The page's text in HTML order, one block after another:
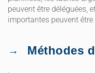
peuvent être déléguées,
importantes peuvent être
Méthodes